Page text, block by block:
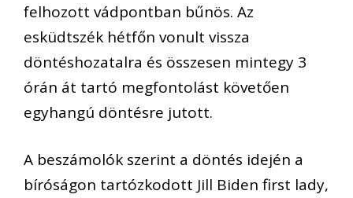
felhozott vádpontban bűnös. Az
esküdtszék hétfőn vonult vissza
döntéshozatalra és összesen mintegy 3
órán át tartó megfontolást követően
egyhangú döntésre jutott.
A beszámolók szerint a döntés idején a
bíróságon tartózkodott Jill Biden first lady,